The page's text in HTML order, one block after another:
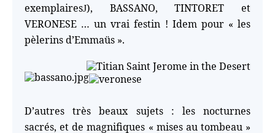
exemplairesJ), BASSANO, TINTORET et
VERONESE … un vrai festin ! Idem pour « les
pèlerins d’Emmaüs ».
D’autres très beaux sujets : les nocturnes
sacrés, et de magnifiques « mises au tombeau »